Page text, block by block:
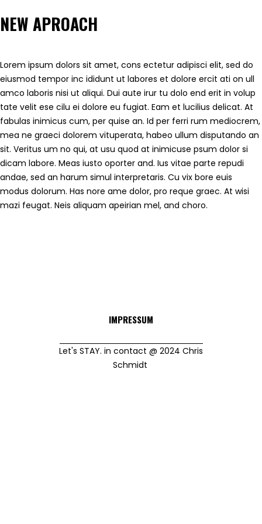
NEW APROACH
Lorem ipsum dolors sit amet, cons ectetur adipisci elit, sed do
eiusmod tempor inc ididunt ut labores et dolore ercit ati on ull
amco laboris nisi ut aliqui. Dui aute irur tu dolo end erit in volup
tate velit ese cilu ei dolore eu fugiat. Eam et lucilius delicat. At
fabulas inimicus cum, per quise an. Id per ferri rum mediocrem,
mea ne graeci dolorem vituperata, habeo ullum disputando an
sit. Veritus um no qui, at usu quod at inimicuse psum dolor si
dicam labore. Meas iusto oporter and. Ius vitae parte repudi
andae, sed an harum simul interpretaris. Cu vix bore euis
modus dolorum. Has nore ame dolor, pro reque graec. At wisi
mazi feugat. Neis aliquam apeirian mel, and choro.
IMPRESSUM
Let's STAY. in contact @ 2024 Chris
Schmidt